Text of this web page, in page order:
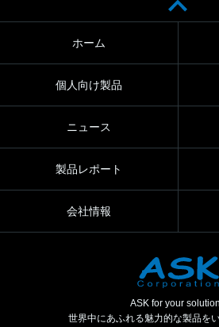
ホーム
個人向け製品
ニュース
製品レポート
会社情報
ASK for your
世界中にあふれる魅力的な製品を